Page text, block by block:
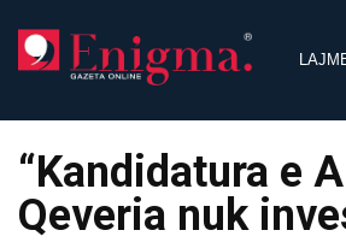
content
“Kandidatura e
Qeveria nuk